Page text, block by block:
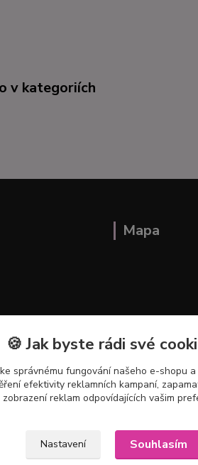
v kategoriích
Mapa
🍪 Jak byste rádi své
správnému fungování našeho e-shopu
efektivity reklamních kampaní,
reklam odpovídajících vašim
Nastavení Souhlasím